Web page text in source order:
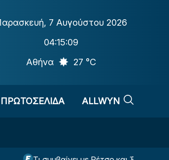
, 7 Αυγούστου 2026
04:15:10
Αθήνα
27 °C
ΠΡΩΤΟΣΕΛΙΔΑ ALLWYN